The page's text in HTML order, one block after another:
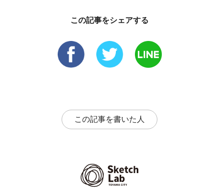
この記事をシェアする
この記事を書いた人